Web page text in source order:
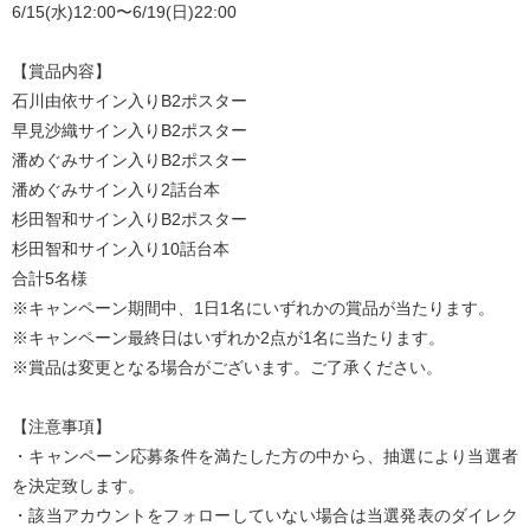
6/15(水)12:00〜6/19(日)22:00
【賞品内容】
石川由依サイン入りB2ポスター
早見沙織サイン入りB2ポスター
潘めぐみサイン入りB2ポスター
潘めぐみサイン入り2話台本
杉田智和サイン入りB2ポスター
杉田智和サイン入り10話台本
合計5名様
※キャンペーン期間中、1日1名にいずれかの賞品が当たります。
※キャンペーン最終日はいずれか2点が1名に当たります。
※賞品は変更となる場合がございます。ご了承ください。
【注意事項】
・キャンペーン応募条件を満たした方の中から、抽選により当選者
を決定致します。
・該当アカウントをフォローしていない場合は当選発表のダイレク